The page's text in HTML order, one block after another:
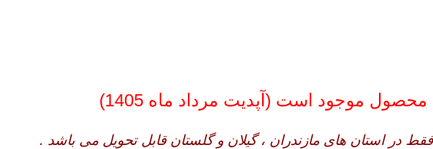
محصول موجود است (آپدیت مرداد ماه 1405)
در استان های مازندران ، گیلان و گلستان قابل تحویل می باشد .